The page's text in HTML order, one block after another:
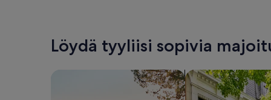
Löydä tyyliisi sopivia
Hae huoneistoja/